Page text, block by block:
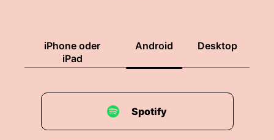
iPhone oder
iPad
Android Desktop
Spotify